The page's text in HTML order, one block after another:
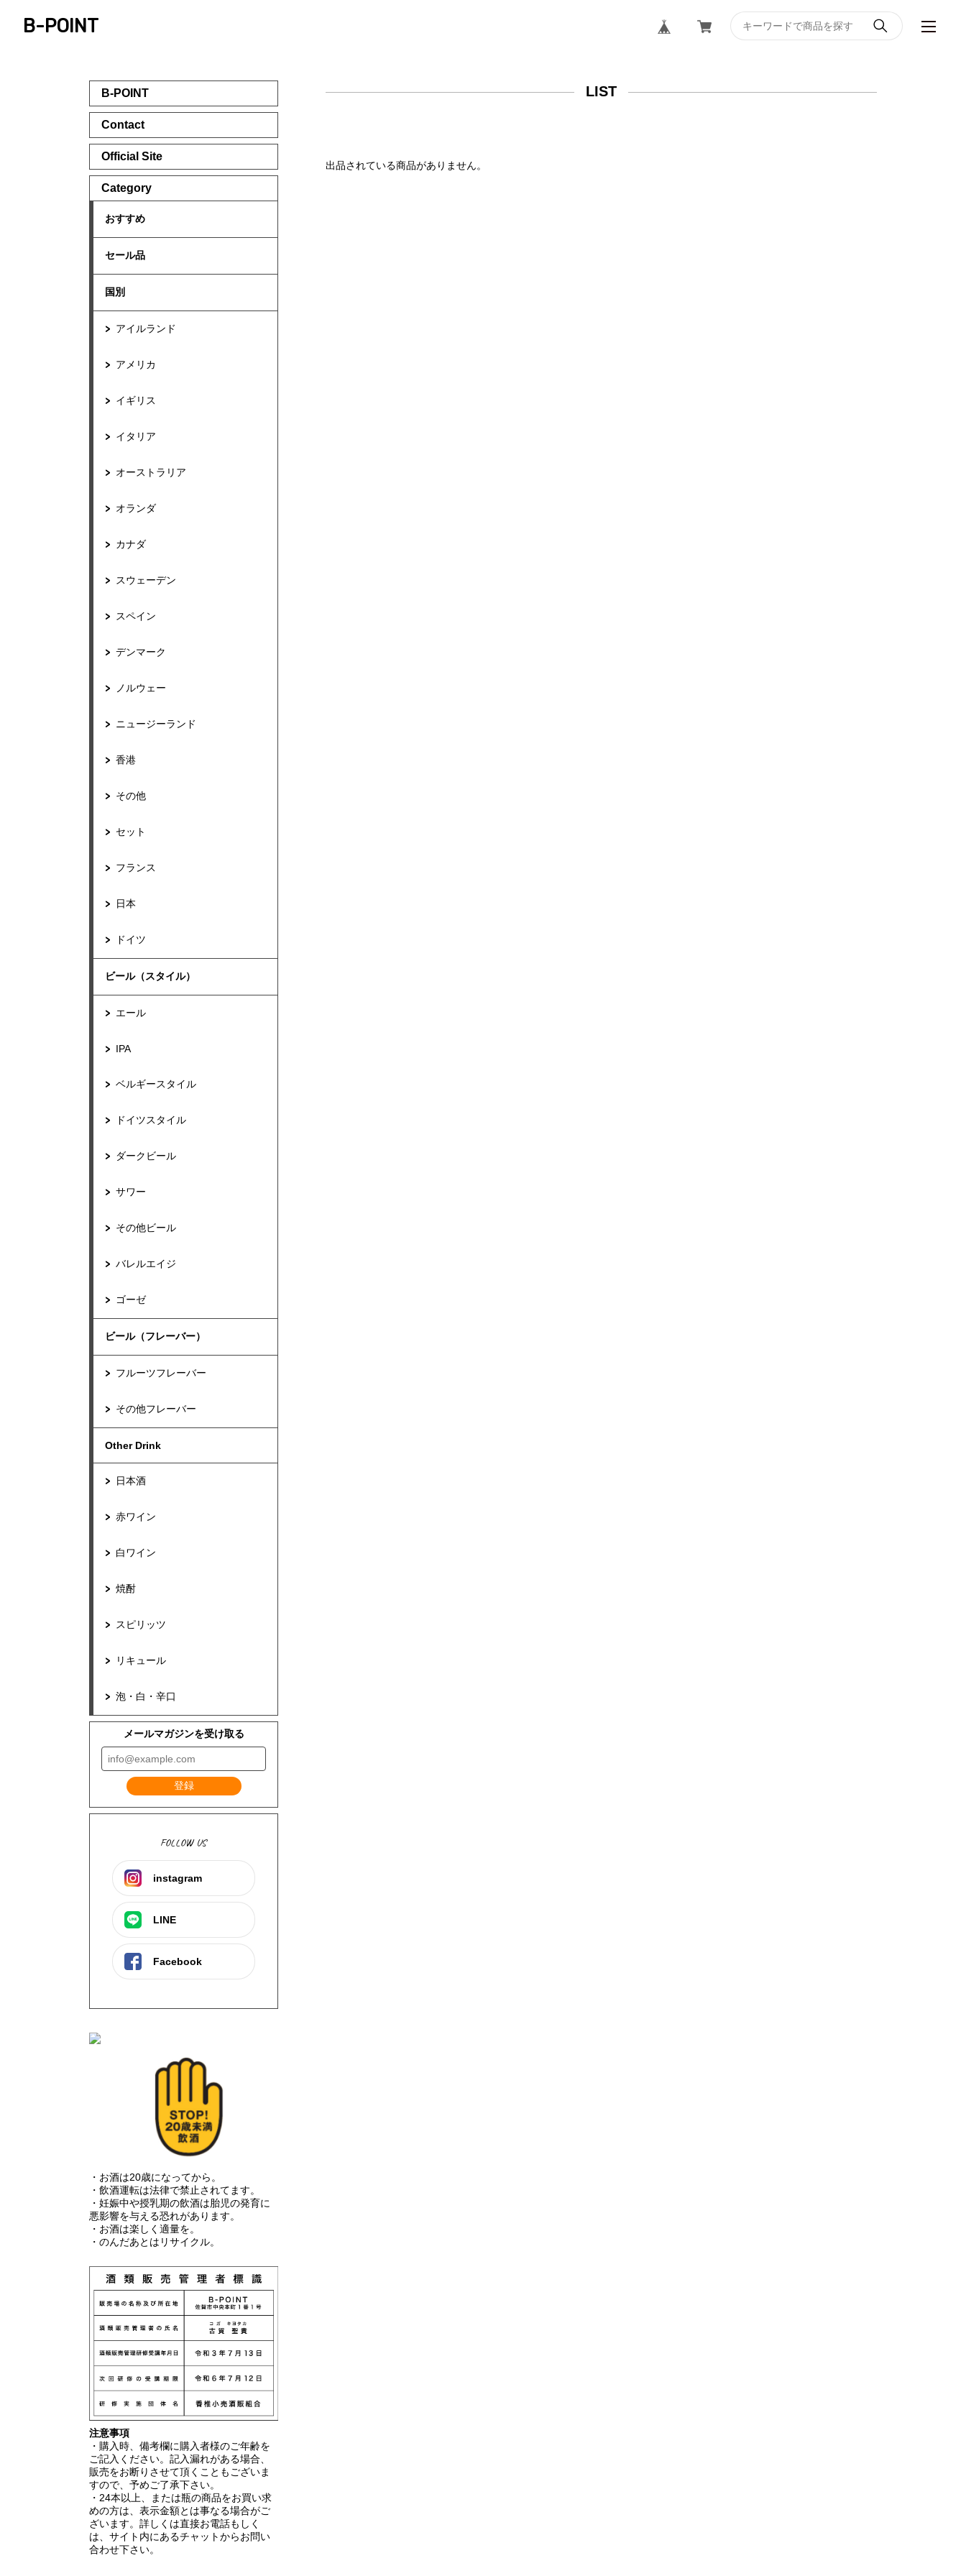
B-POINT
B-POINT
Contact
Official Site
Category
おすすめ
セール品
国別
アイルランド
アメリカ
イギリス
イタリア
オーストラリア
オランダ
カナダ
スウェーデン
スペイン
デンマーク
ノルウェー
ニュージーランド
香港
その他
セット
フランス
日本
ドイツ
ビール（スタイル）
エール
IPA
ベルギースタイル
ドイツスタイル
ダークビール
サワー
その他ビール
バレルエイジ
ゴーゼ
ビール（フレーバー）
フルーツフレーバー
その他フレーバー
Other Drink
日本酒
赤ワイン
白ワイン
焼酎
スピリッツ
リキュール
泡・白・辛口
メールマガジンを受け取る
登録
FOLLOW US
instagram
LINE
Facebook
・お酒は20歳になってから。
・飲酒運転は法律で禁止されてます。
・妊娠中や授乳期の飲酒は胎児の発育に
悪影響を与える恐れがあります。
・お酒は楽しく適量を。
・のんだあとはリサイクル。
注意事項
・購入時、備考欄に購入者様のご年齢を
ご記入ください。記入漏れがある場合、
販売をお断りさせて頂くこともございま
すので、予めご了承下さい。
・24本以上、または瓶の商品をお買い求
めの方は、表示金額とは事なる場合がご
ざいます。詳しくは直接お電話もしく
は、サイト内にあるチャットからお問い
合わせ下さい。
LIST
出品されている商品がありません。